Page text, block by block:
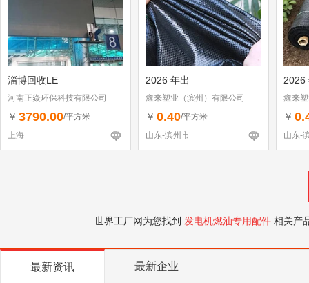
淄博回收LE
河南正焱环保科技有限公司
￥ 3790.00/平方米
上海
2026 年出
鑫来塑业（滨州）有限公司
￥ 0.40/平方米
山东-滨州市
2026
鑫来
￥
山东-
世界工厂网为您找到 发电机燃油专用配件 相关产
最新资讯 最新企业